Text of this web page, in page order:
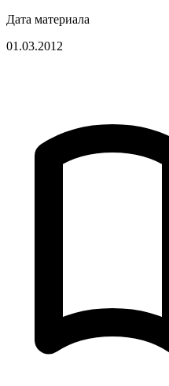
Дата материала
01.03.2012